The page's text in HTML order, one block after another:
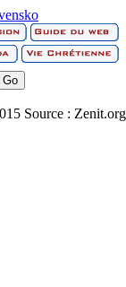
Source : Zenit.org